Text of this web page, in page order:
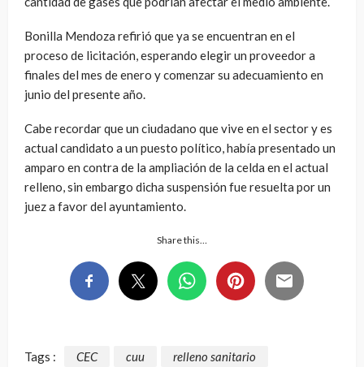
Bonilla Mendoza refirió que ya se encuentran en el
proceso de licitación, esperando elegir un proveedor a
finales del mes de enero y comenzar su adecuamiento en
junio del presente año.
Cabe recordar que un ciudadano que vive en el sector y es
actual candidato a un puesto político, había presentado un
amparo en contra de la ampliación de la celda en el actual
relleno, sin embargo dicha suspensión fue resuelta por un
juez a favor del ayuntamiento.
Share this…
Tags : CEC cuu relleno sanitario